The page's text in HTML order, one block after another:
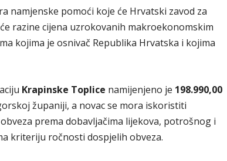
namjenske pomoći koje će Hrvatski zavod za
razine cijena uzrokovanih makroekonomskim
kojima je osnivač Republika Hrvatska i kojima
Krapinske Toplice namijenjeno je 198.990,00
županiji, a novac se mora iskoristiti
prema dobavljačima lijekova, potrošnog i
kriteriju ročnosti dospjelih obveza.